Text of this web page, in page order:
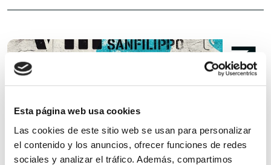
Esta página web usa cookies
Las cookies de este sitio web se usan para personalizar
el contenido y los anuncios, ofrecer funciones de redes
sociales y analizar el tráfico. Además, compartimos